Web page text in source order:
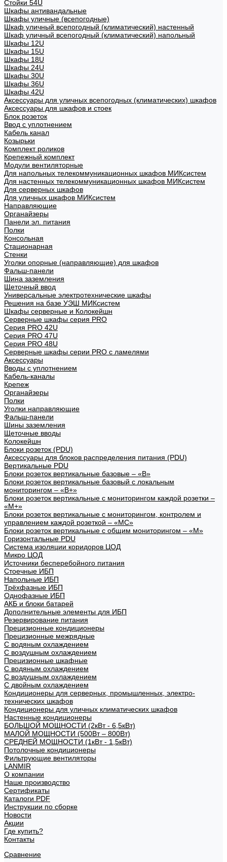
Стойки 54U
Шкафы антивандальные
Шкафы уличные (всепогодные)
Шкаф уличный всепогодный (климатический) настенный
Шкаф уличный всепогодный (климатический) напольный
Шкафы 12U
Шкафы 15U
Шкафы 18U
Шкафы 24U
Шкафы 30U
Шкафы 36U
Шкафы 42U
Аксессуары для уличных всепогодных (климатических) шкафов
Аксессуары для шкафов и стоек
Блок розеток
Ввод с уплотнением
Кабель канал
Козырьки
Комплект роликов
Крепежный комплект
Модули вентиляторные
Для напольных телекоммуникационных шкафов МИКсистем
Для настенных телекоммуникационных шкафов МИКсистем
Для серверных шкафов
Для уличных шкафов МИКсистем
Направляющие
Органайзеры
Панели эл. питания
Полки
Консольная
Стационарная
Стенки
Уголки опорные (направляющие) для шкафов
Фальш-панели
Шина заземления
Щеточный ввод
Универсальные электротехнические шкафы
Решения на базе УЭШ МИКсистем
Шкафы серверные и Колокейшн
Серверные шкафы серия PRO
Серия PRO 42U
Серия PRO 47U
Серия PRO 48U
Серверные шкафы серии PRO с ламелями
Аксессуары
Вводы с уплотнением
Кабель-каналы
Крепеж
Органайзеры
Полки
Уголки направляющие
Фальш-панели
Шины заземления
Щеточные вводы
Колокейшн
Блоки розеток (PDU)
Аксессуары для блоков распределения питания (PDU)
Вертикальные PDU
Блоки розеток вертикальные базовые – «В»
Блоки розеток вертикальные базовый с локальным
мониторингом – «В+»
Блоки розеток вертикальные с мониторингом каждой розетки –
«М+»
Блоки розеток вертикальные с мониторингом, контролем и
управлением каждой розеткой – «МС»
Блоки розеток вертикальные с общим мониторингом – «М»
Горизонтальные PDU
Система изоляции коридоров ЦОД
Микро ЦОД
Источники бесперебойного питания
Стоечные ИБП
Напольные ИБП
Трёхфазные ИБП
Однофазные ИБП
АКБ и блоки батарей
Дополнительные элементы для ИБП
Резервирование питания
Прецизионные кондиционеры
Прецизионные межрядные
С водяным охлаждением
С воздушным охлаждением
Прецизионные шкафные
С водяным охлаждением
С воздушным охлаждением
С двойным охлаждением
Кондиционеры для серверных, промышленных, электро-
технических шкафов
Кондиционеры для уличных климатических шкафов
Настенные кондиционеры
БОЛЬШОЙ МОЩНОСТИ (2кВт - 6,5кВт)
МАЛОЙ МОЩНОСТИ (500Вт – 800Вт)
СРЕДНЕЙ МОЩНОСТИ (1кВт - 1,5кВт)
Потолочные кондиционеры
Фильтрующие вентиляторы
LANMIR
О компании
Наше производство
Сертификаты
Каталоги PDF
Инструкции по сборке
Новости
Акции
Где купить?
Контакты
Сравнение